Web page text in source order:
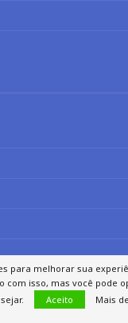
para melhorar sua
com isso, mas você pode
Aceito Mais